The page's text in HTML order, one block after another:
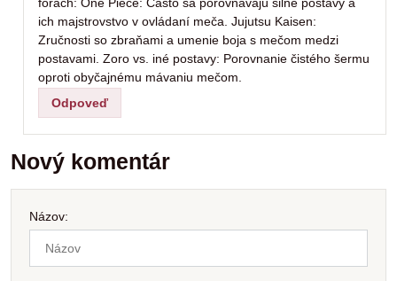
ich majstrovstvo v ovládaní meča. Jujutsu Kaisen:
Zručnosti so zbraňami a umenie boja s mečom medzi
postavami. Zoro vs. iné postavy: Porovnanie čistého šermu
oproti obyčajnému mávaniu mečom.
Odpoveď
Nový komentár
Názov: